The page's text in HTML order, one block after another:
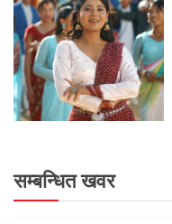
सम्बन्धित खवर